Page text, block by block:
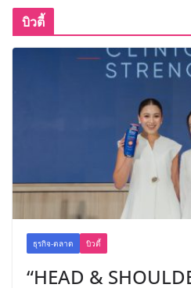
บิวตี้
ธุรกิจ-ตลาด บิวตี้
“HEAD &